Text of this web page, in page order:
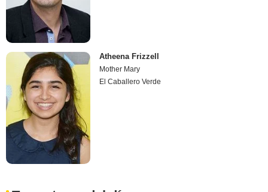
Atheena Frizzell
Mother Mary
El Caballero Verde